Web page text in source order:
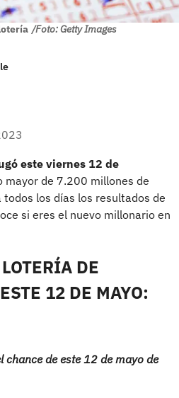
/Foto: Getty Images
este viernes 12 de
mayor de 7.200 millones de
todos los días los resultados de
si eres el nuevo millonario en
DE
12 DE MAYO:
chance de este 12 de mayo de